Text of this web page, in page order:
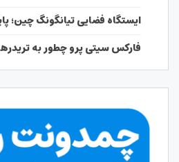
ایستگاه فضایی تیانگونگ چین؛
فارکس سیتی پرو چطور به